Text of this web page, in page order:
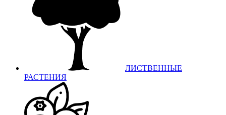
ЛИСТВЕННЫЕ
РАСТЕНИЯ